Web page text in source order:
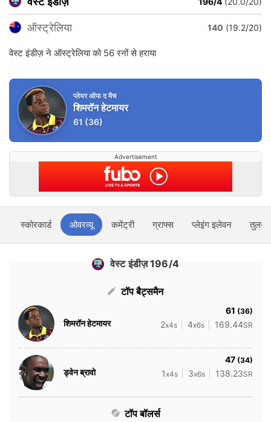
ऑस्ट्रेलिया 140 (19.2/20)
वेस्ट इंडीज़ ने ऑस्ट्रेलिया को 56 रनों से हराया
प्लेयर ऑफ द मैच
शिमरॉन हेटमायर
61 (36)
Advertisement
स्कोरकार्ड ओवरव्यू कमेंट्री ग्राफ्स प्लेइंग इलेवन तुलना
वेस्ट इंडीज़ 196/4
टॉप बैट्समैन
शिमरॉन हेटमायर
61 (36)
2x4s 4x6s 169.44SR
ड्वेन ब्रावो
47 (34)
1x4s 3x6s 138.23SR
टॉप बॉलर्स